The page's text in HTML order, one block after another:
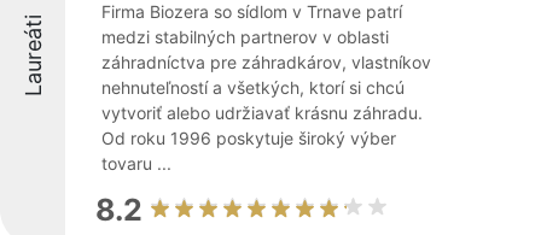
Laureáti
Firma Biozera so sídlom v Trnave patrí
medzi stabilných partnerov v oblasti
záhradníctva pre záhradkárov, vlastníkov
nehnuteľností a všetkých, ktorí si chcú
vytvoriť alebo udržiavať krásnu záhradu.
Od roku 1996 poskytuje široký výber
tovaru ...
8.2